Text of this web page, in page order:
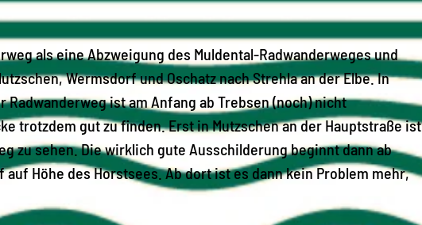
als eine Abzweigung des Muldental-Radwanderweges und
Wermsdorf und Oschatz nach Strehla an der Elbe. In
Radwanderweg ist am Anfang ab Trebsen (noch) nicht
trotzdem gut zu finden. Erst in Mutzschen an der Hauptstraße ist
zu sehen. Die wirklich gute Ausschilderung beginnt dann ab
Höhe des Horstsees. Ab dort ist es dann kein Problem mehr,